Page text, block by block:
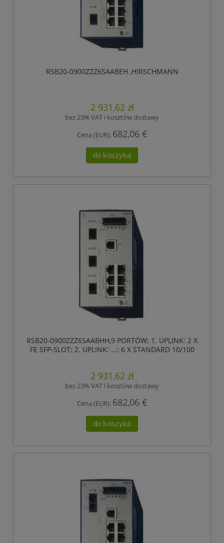
RSB20-0900ZZZ6SAABEH ,HIRSCHMANN
2 931,62 zł
bez 23% VAT i kosztów dostawy
Cena (EUR): 682,06 €
do koszyka
RSB20-0900ZZZ6SAABHH,9 PORTÓW; 1. UPLINK: 2 X
FE SFP-SLOT; 2. UPLINK: ...; 6 X STANDARD 10/100
2 931,62 zł
bez 23% VAT i kosztów dostawy
Cena (EUR): 682,06 €
do koszyka